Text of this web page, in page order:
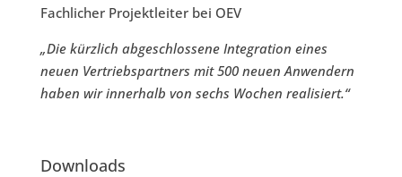
Fachlicher Projektleiter bei OEV
„Die kürzlich abgeschlossene Integration eines
neuen Vertriebspartners mit 500 neuen Anwendern
haben wir innerhalb von sechs Wochen realisiert.“
Downloads